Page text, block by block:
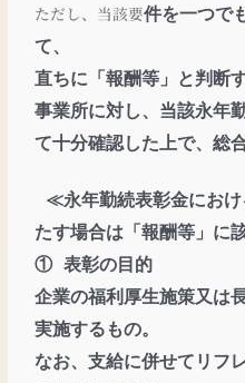
ただし、当該要件を一つで
て、
直ちに「報酬等」と判断
事業所に対し、当該永年
て十分確認した上で、総
≪永年勤続表彰金にお
たす場合は「報酬等」に
① 表彰の目的
企業の福利厚生施策又は
実施するもの。
なお、支給に併せて リフ